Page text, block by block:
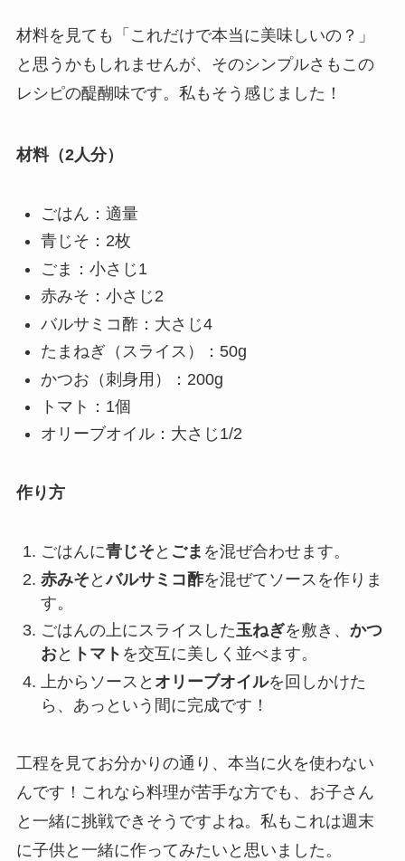
材料を見ても「これだけで本当に美味しいの？」
と思うかもしれませんが、そのシンプルさもこの
レシピの醍醐味です。私もそう感じました！
材料（2人分）
ごはん：適量
青じそ：2枚
ごま：小さじ1
赤みそ：小さじ2
バルサミコ酢：大さじ4
たまねぎ（スライス）：50g
かつお（刺身用）：200g
トマト：1個
オリーブオイル：大さじ1/2
作り方
ごはんに青じそ と ごま を混ぜ合わせます。
赤みそ とバルサミコ酢を混ぜてソースを作りま
す。
ごはんの上にスライスした玉ねぎを敷き、 かつ
おと トマト を交互に美しく並べます。
上からソースと オリーブオイルを回しかけた
ら、あっという間に完成です！
工程を見てお分かりの通り、本当に火を使わない
んです！これなら料理が苦手な方でも、お子さん
と一緒に挑戦できそうですよね。私もこれは週末
に子供と一緒に作ってみたいと思いました。